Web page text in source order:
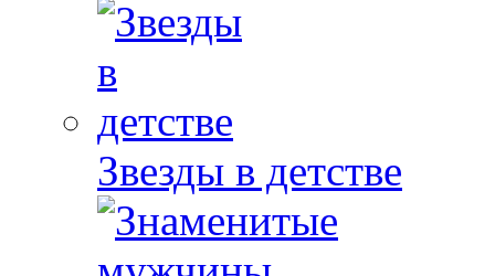
Звезды в детстве